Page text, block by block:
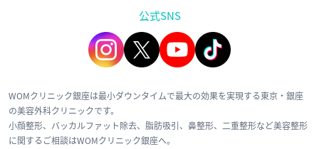
公式SNS
WOMクリニック銀座は最小ダウンタイムで最大の効果を実現する東京・銀座
の美容外科クリニックです。
小顔整形、バッカルファット除去、脂肪吸引、鼻整形、二重整形など美容整形
に関するご相談はWOMクリニック銀座へ。